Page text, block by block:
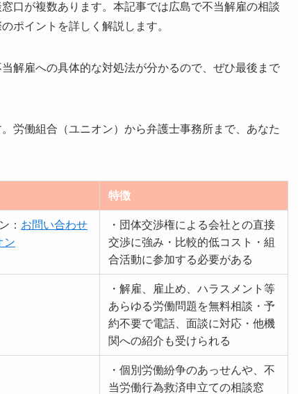
口が複数あります。本記事では広島で不当解雇の相談
ポイントを詳しく解説します。
解雇への具体的な対処法が分かるので、ぜひ最後まで
労働組合（ユニオン）から弁護士事務所まで、あなた
特徴
： お問い合わせ
ン
・団体交渉権による会社との直接
交渉に強み・比較的低コスト・組
合活動に参加する必要がある
・解雇、雇止め、ハラスメント等
あらゆる労働問題を無料相談・予
約不要で電話、面談に対応・他機
関への紹介も受けられる
・個別労働紛争のあっせんや、不
当労働行為救済申立ての相談窓